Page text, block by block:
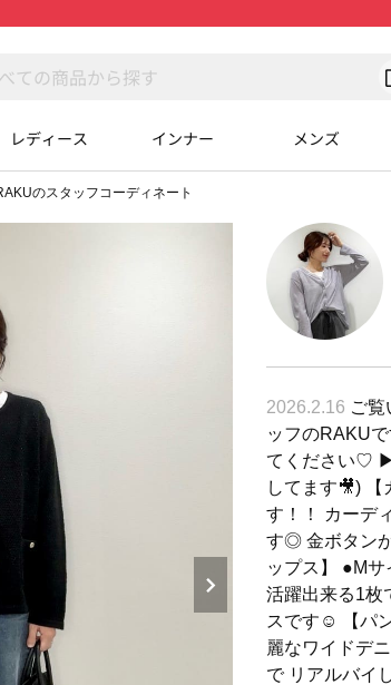
レディース インナー メンズ
のスタッフコーディネート
2026.2.16 ご覧
ッフのRAKU
てください♡ ▶︎
してます🎥) 【
す！！ カーデ
す◎ 金ボタン
ップス】 ●M
活躍出来る1枚
スです☺️ 【パ
麗なワイドデ
で リアルバイ